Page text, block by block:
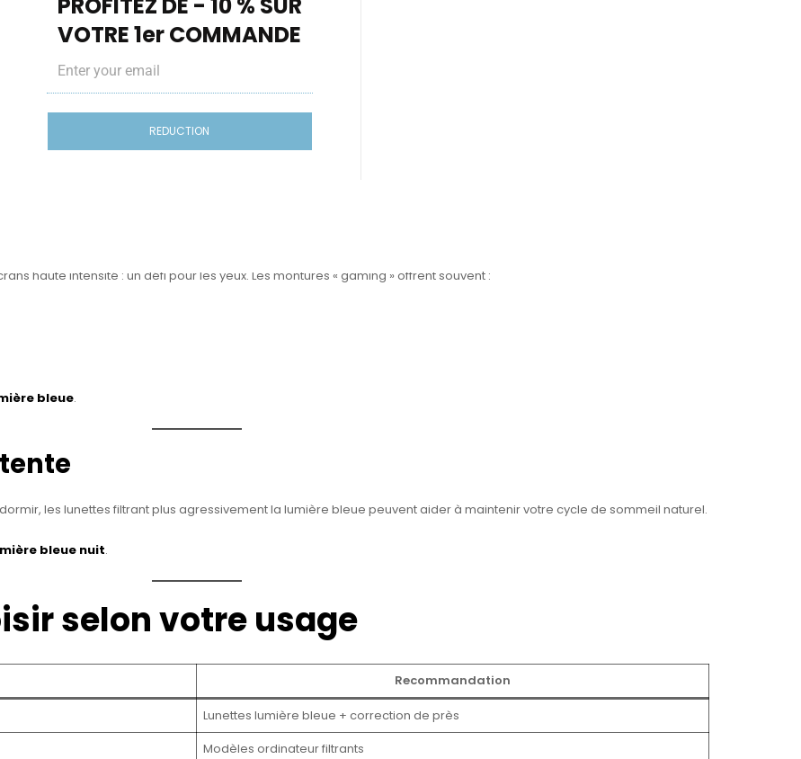
écran professionnel, optez pour une monture optimisée pour :
dans
bleue
haute intensité : un défi pour les yeux. Les montures « gaming » offrent souvent :
bleue.
les lunettes filtrant plus agressivement la lumière bleue peuvent aider à maintenir votre cycle de sommeil naturel.
bleue nuit.
selon votre usage
Recommandation
Lunettes lumière bleue + correction de près
Modèles ordinateur filtrants
PROFITEZ DE - 10 % SUR
VOTRE 1er COMMANDE
REDUCTION